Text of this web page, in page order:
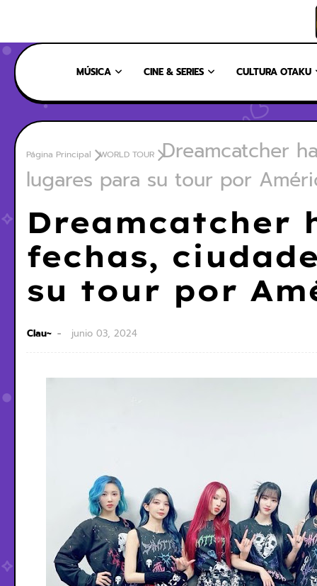
MÚSICA CINE & SERIES CULTURA OTAKU
Página Principal WORLD TOUR
Dreamcatcher
lugares para su tour por
Dreamcatcher
fechas,
su tour por
Clau~ junio 03, 2024